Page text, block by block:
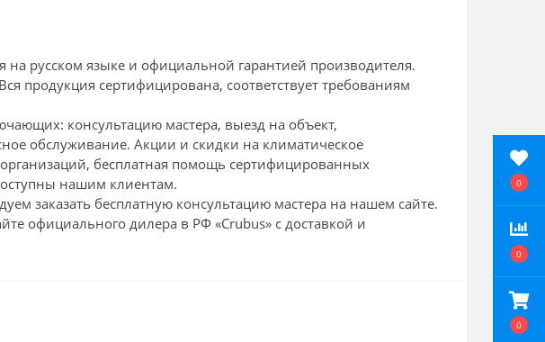
0
0
0
на русском языке и официальной гарантией производителя.
продукция сертифицирована, соответствует требованиям
консультацию мастера, выезд на объект,
обслуживание. Акции и скидки на климатическое
бесплатная помощь сертифицированных
нашим клиентам.
заказать бесплатную консультацию мастера на нашем сайте.
официального дилера в РФ «Crubus» с доставкой и